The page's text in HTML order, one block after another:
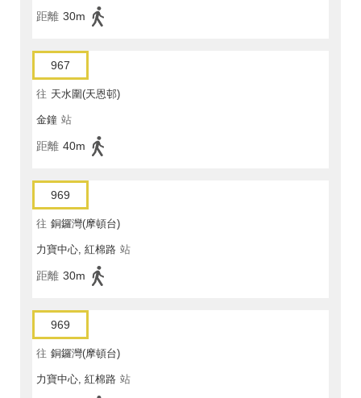
距離 30m
967
往 天水圍(天恩邨)
金鐘 站
距離 40m
969
往 銅鑼灣(摩頓台)
力寶中心, 紅棉路 站
距離 30m
969
往 銅鑼灣(摩頓台)
力寶中心, 紅棉路 站